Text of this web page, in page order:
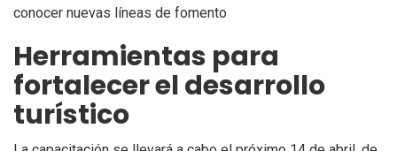
conocer nuevas líneas de fomento
Herramientas para
fortalecer el desarrollo
turístico